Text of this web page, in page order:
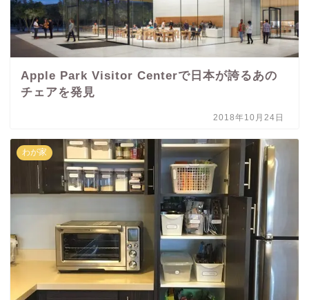
Apple Park Visitor Centerで日本が誇るあの
チェアを発見
2018年10月24日
わが家